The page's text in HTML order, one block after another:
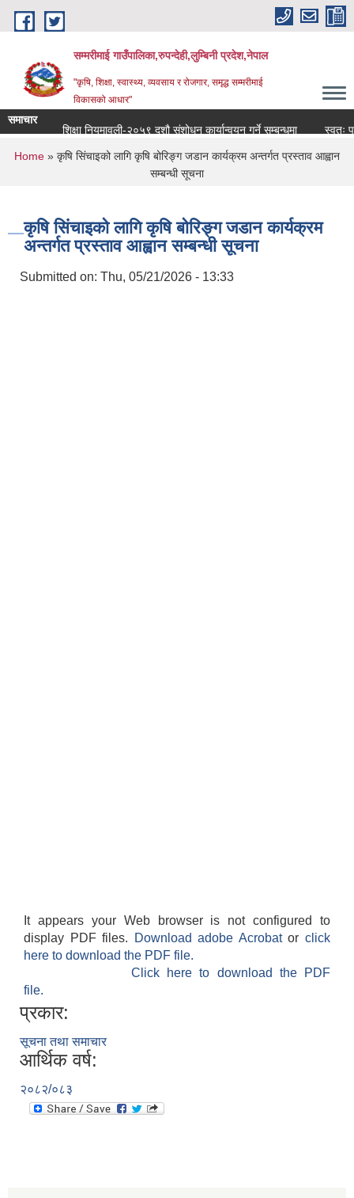
Skip to main content
सम्मरीमाई गाउँपालिका,रुपन्देही,लुम्बिनी प्रदेश,नेपाल
"कृषि, शिक्षा, स्वास्थ्य, व्यवसाय र रोजगार, समृद्ध सम्मरीमाई
विकासको आधार"
समाचार
शिक्षा नियमावली-२०५९ दशौ संशोधन कार्यान्वयन गर्ने सम्बन्धमा
स्वतः
You are here
Home » कृषि सिंचाइको लागि कृषि बोरिङ्ग जडान कार्यक्रम अन्तर्गत प्रस्ताव आह्वान
सम्बन्धी सूचना
कृषि सिंचाइको लागि कृषि बोरिङ्ग जडान कार्यक्रम
अन्तर्गत प्रस्ताव आह्वान सम्बन्धी सूचना
Submitted on: Thu, 05/21/2026 - 13:33
It appears your Web browser is not configured to
display PDF files.
Download adobe Acrobatorclick
here to download the PDF file.
Click here to download the PDF
file.
प्रकार:
सूचना तथा समाचार
आर्थिक वर्ष:
२०८२/०८३